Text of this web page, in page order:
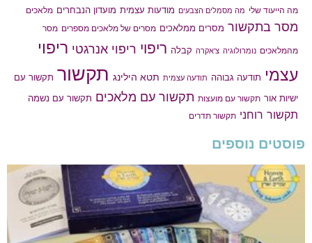
מה הייעוד שלי מה מסמלים הצבעים מודעות עצמית מועדון הנבחרים מלאכים
מסר בתקשור מסרים ממלאכים מסרים של מלאכים מספרים מסר
מהמלאכים נומרולוגיה צ'אקרה קבלה ריפוי ריפוי אנרגטי ריפוי
עצמי תודעה גבוהה תודעה עצמית תטא הילינג תקשור תקשור עם
ישיות אור תקשור עם מועצות תקשור עם מלאכים תקשור עם נשמה
תקשור רוחני תקשור תדרים
פוסטים נוספים